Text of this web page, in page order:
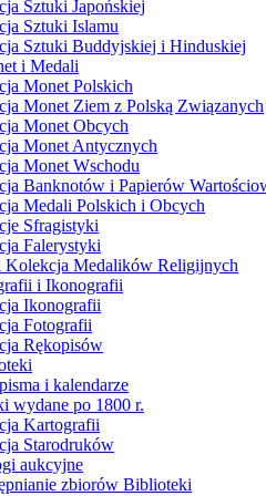
Sztuki Japońskiej
Sztuki Islamu
Sztuki Buddyjskiej i Hinduskiej
i Medali
Monet Polskich
Monet Ziem z Polską Związanych
Monet Obcych
Monet Antycznych
Monet Wschodu
Banknotów i Papierów
Medali Polskich i Obcych
Sfragistyki
Falerystyki
Kolekcja Medalików Religijnych
i Ikonografii
Ikonografii
Fotografii
Rękopisów
i kalendarze
wydane po 1800 r.
Kartografii
Starodruków
aukcyjne
zbiorów Biblioteki